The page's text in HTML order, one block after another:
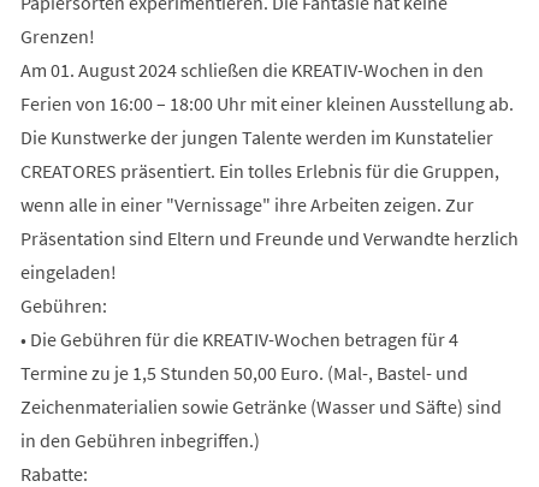
Grenzen!
Am 01. August 2024 schließen die KREATIV-Wochen in den
Ferien von 16:00 – 18:00 Uhr mit einer kleinen Ausstellung ab.
Die Kunstwerke der jungen Talente werden im Kunstatelier
CREATORES präsentiert. Ein tolles Erlebnis für die Gruppen,
wenn alle in einer "Vernissage" ihre Arbeiten zeigen. Zur
Präsentation sind Eltern und Freunde und Verwandte herzlich
eingeladen!
Gebühren:
• Die Gebühren für die KREATIV-Wochen betragen für 4
Termine zu je 1,5 Stunden 50,00 Euro. (Mal-, Bastel- und
Zeichenmaterialien sowie Getränke (Wasser und Säfte) sind
in den Gebühren inbegriffen.)
Rabatte: